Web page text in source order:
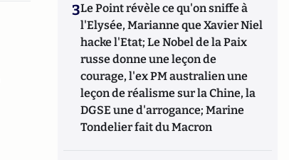
3Le Point révèle ce qu'on sniffe à
l'Elysée, Marianne que Xavier Niel
hacke l'Etat; Le Nobel de la Paix
russe donne une leçon de
courage, l'ex PM australien une
leçon de réalisme sur la Chine, la
DGSE une d'arrogance; Marine
Tondelier fait du Macron